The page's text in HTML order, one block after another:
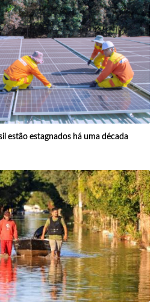
estão estagnados há uma década